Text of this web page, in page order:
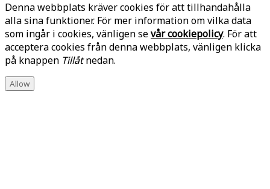
Denna webbplats kräver cookies för att tillhandahålla
alla sina funktioner. För mer information om vilka data
som ingår i cookies, vänligen sevår cookiepolicy. För att
acceptera cookies från denna webbplats, vänligen klicka
på knappen Tillåtnedan.
Allow